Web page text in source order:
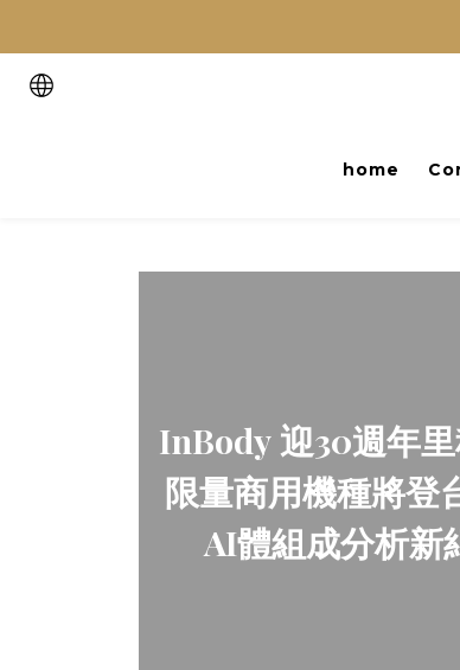
home
InBody 迎30週年里
限量商用機種將登
AI體組成分析新